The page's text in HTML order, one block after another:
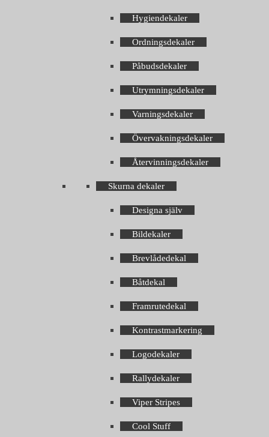
Hygiendekaler
Ordningsdekaler
Påbudsdekaler
Utrymningsdekaler
Varningsdekaler
Övervakningsdekaler
Återvinningsdekaler
Skurna dekaler
Designa själv
Bildekaler
Brevlådedekal
Båtdekal
Framrutedekal
Kontrastmarkering
Logodekaler
Rallydekaler
Viper Stripes
Cool Stuff